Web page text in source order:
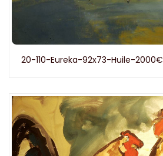
20-110-Eureka-92x73-Huile-2000€